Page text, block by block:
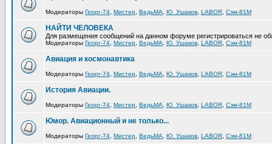
Модераторы Георг-74 Мистер ВедьМА Ю. Ушаков LABOR Сэм-81М
НАЙТИ ЧЕЛОВЕКА
Для размещения сообщений на данном форуме регистрироваться не
Модераторы Георг-74 Мистер ВедьМА Ю. Ушаков LABOR Сэм-81М
Авиация и космонавтика
Модераторы Георг-74 Мистер ВедьМА Ю. Ушаков LABOR Сэм-81М
История Авиации.
Модераторы Георг-74 Мистер ВедьМА Ю. Ушаков LABOR Сэм-81М
Юмор. Авиационный и не только...
Модераторы Георг-74 Мистер ВедьМА Ю. Ушаков LABOR Сэм-81М